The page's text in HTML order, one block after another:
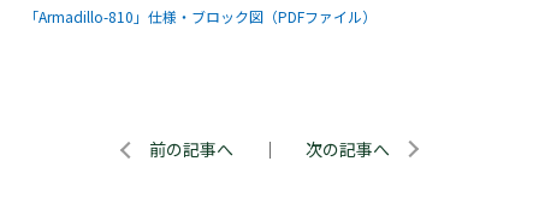
「Armadillo-810」仕様・ブロック図（PDFファイル）
前の記事へ ｜ 次の記事へ